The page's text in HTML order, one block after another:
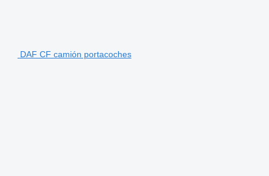
DAF CF camión portacoches